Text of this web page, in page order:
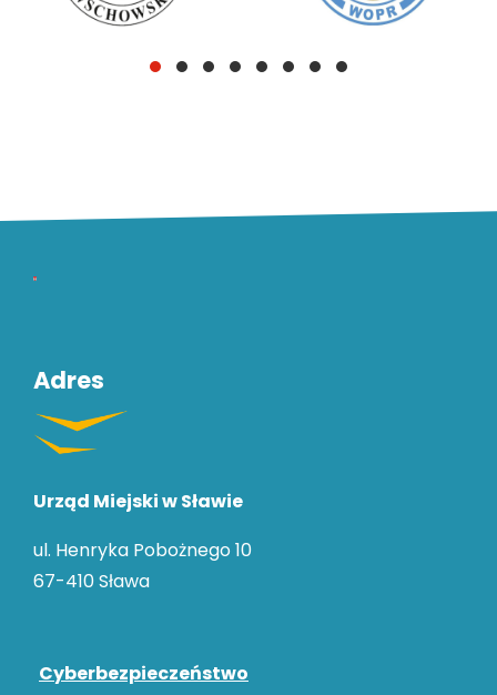
Pozostałe
Adres
Urząd Miejski w Sławie
ul. Henryka Pobożnego 10
67-410 Sława
Cyberbezpieczeństwo